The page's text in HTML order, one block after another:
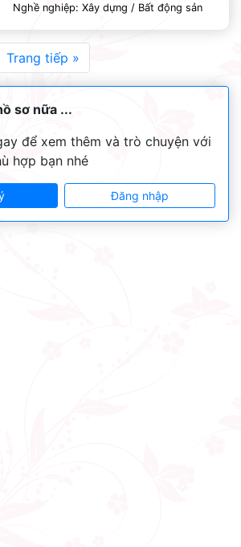
Nghề nghiệp: Xây dựng / Bất động sản
Trang tiếp »
sơ nữa ...
để xem thêm và trò chuyện với
hợp bạn nhé
Đăng nhập